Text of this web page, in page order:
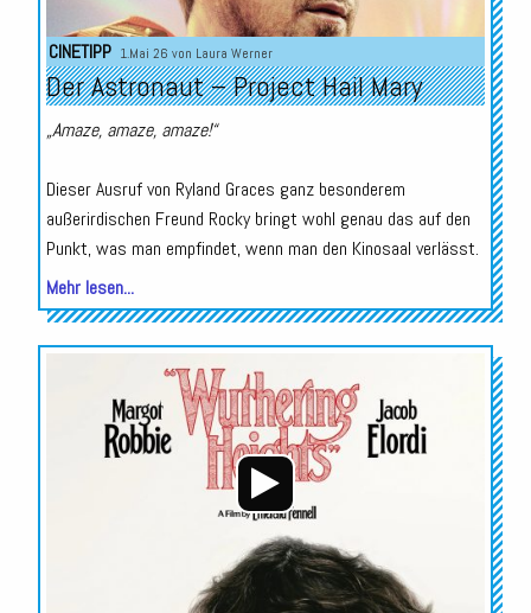
CINETIPP 1.Mai 26 von Laura Werner
Der Astronaut – Project Hail Mary
„Amaze, amaze, amaze!“
Dieser Ausruf von Ryland Graces ganz besonderem
außerirdischen Freund Rocky bringt wohl genau das auf den
Punkt, was man empfindet, wenn man den Kinosaal verlässt.
Mehr lesen...
Audio-
Player